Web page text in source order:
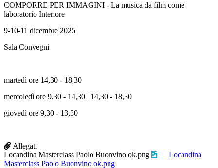
COMPORRE PER IMMAGINI - La musica da film come
laboratorio Interiore
9-10-11 dicembre 2025
Sala Convegni
martedì ore 14,30 - 18,30
mercoledì ore 9,30 - 14,30 | 14,30 - 18,30
giovedì ore 9,30 - 13,30
Allegati
Locandina Masterclass Paolo Buonvino ok.png
Locandina
Masterclass Paolo Buonvino ok.png